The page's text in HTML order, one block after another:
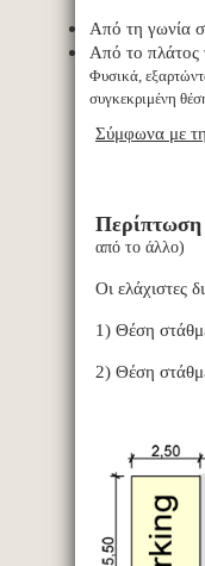
Από τη γωνία
Από το πλάτος
Φυσικά,
συγκεκριμένη
Σύμφωνα με
Περίπτωση
από το άλλο)
Οι ελάχιστες
1) Θέση
2) Θέση